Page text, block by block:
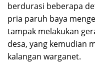
berdurasi beberapa
pria paruh baya
tampak melakukan
desa, yang kemudian
kalangan warganet.